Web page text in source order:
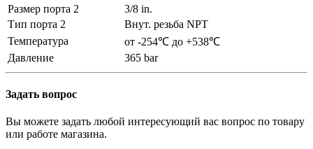
Размер порта 2
3/8 in.
Тип порта 2
Внут. резьба NPT
Температура
от -254℃ до +538℃
Давление
365 bar
Задать вопрос
Вы можете задать любой интересующий вас вопрос по товару
или работе магазина.